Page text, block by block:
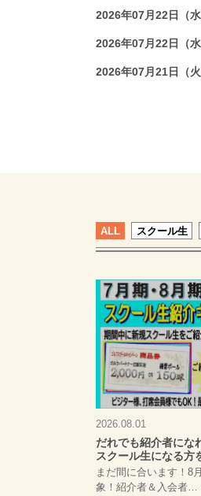
2026年07月22日（水
2026年07月22日（水
2026年07月21日（火
ALL スクール生
2026.08.01
だれでも紹介者にな
スクール生になる方
まだ間に合います！8
象！紹介者＆入会者…